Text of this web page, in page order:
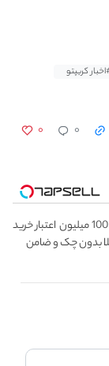
کریپتو
۰ ۰
تا 100 میلیون اعتبار خرید
بدون چک و ضامن